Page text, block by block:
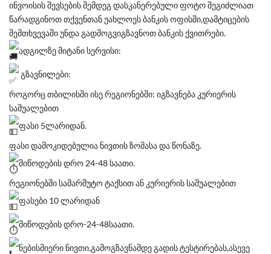
ინვოისის შევსების შემდეგ დასკანერებული ფოტო შეგიძლიათ
წარადგინოთ თქვენთან უახლოეს ბანკის ოფისში,დამტიცების
შემთხვევაში უნდა გადმოგვიგზავნოთ ბანკის ქვითრები.
ადგილზე მიტანი სერვისი:
გზავნილები:
როგორც თბილისში ისე რეგიონებში: იგზავნება კურიერის
საშუალებით
ფასი 5ლარიდან.
ფასი დამოკიდებულია ნივთის ზომასა და წონაზე.
მიწოდების დრო 24-48 საათი.
რეგიონებში სამარშუტო ტაქსით ან კურიერის საშუალებით
ფასები 10 ლარიდან
მიწოდების დრო-24-48საათი.
ნებისმიერი ნივთი,გამოგზავნამდე გადის ტესტირებას,ასევე